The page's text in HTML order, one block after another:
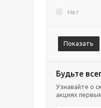
Нет
Показать
Будьте
Узнавайте о
акциях